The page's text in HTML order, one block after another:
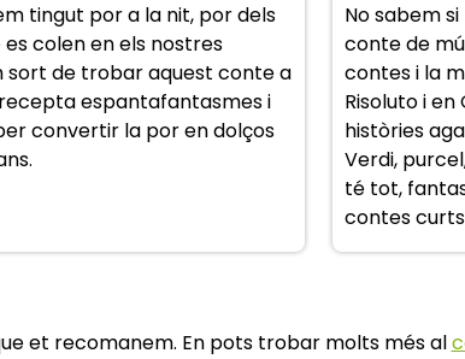
tingut por a la nit, por dels
colen en els nostres
sort de trobar aquest conte a
espantafantasmes i
convertir la por en dolços
No sabem
conte de
contes i la
Risoluto i
històries
Verdi,
té tot,
contes
et recomanem. En pots trobar molts més al